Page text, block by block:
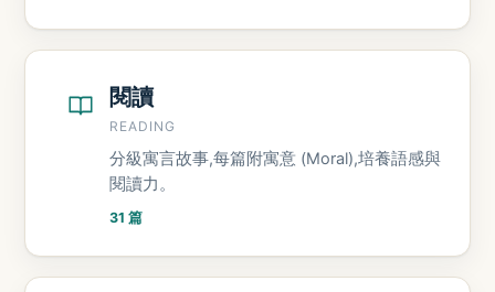
閱讀
READING
分級寓言故事,每篇附寓意 (Moral),培養語感與
閱讀力。
31 篇